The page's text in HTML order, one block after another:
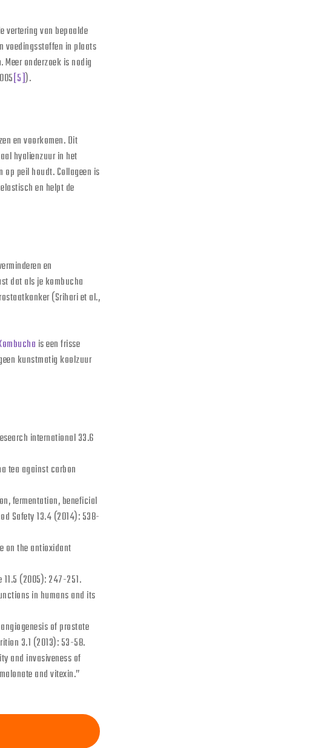
vertering van bepaalde
voedingsstoffen in plaats
onderzoek is nodig
[5]).
en voorkomen. Dit
hyalienzuur in het
op peil houdt. Collageen is
en helpt de
en
dat als je kombucha
(Srihari et al.,
is een frisse
kunstmatig koolzuur
international 33.6
tea against carbon
fermentation, beneficial
Safety 13.4 (2014): 538-
on the antioxidant
11.5 (2005): 247-251.
in humans and its
of prostate
3.1 (2013): 53-58.
and invasiveness of
and vitexin.”